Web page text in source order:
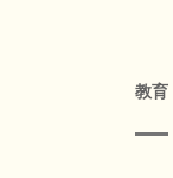
教育